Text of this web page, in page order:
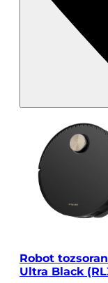
Robot
Ultra Black